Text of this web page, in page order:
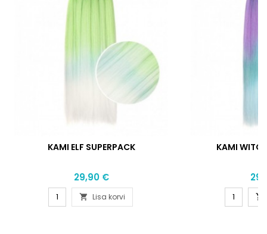
KAMI ELF SUPERPACK
Hind
29,90 €
 Lisa korvi
KAMI
